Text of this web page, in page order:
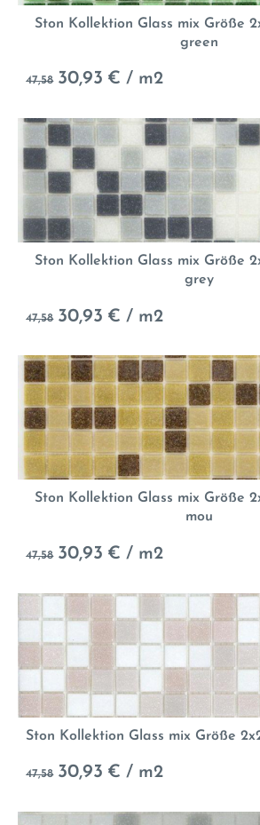
Ston Kollektion Glass mix Größe
green
47,58 30,93 € / m2
Ston Kollektion Glass mix Größe
grey
47,58 30,93 € / m2
Ston Kollektion Glass mix Größe
mou
47,58 30,93 € / m2
Ston Kollektion Glass mix Größe
47,58 30,93 € / m2